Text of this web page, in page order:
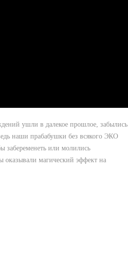
ушли в далекое прошлое, забылись
наши прабабушки без всякого ЭКО
забеременеть или молились
оказывали магический эффект на